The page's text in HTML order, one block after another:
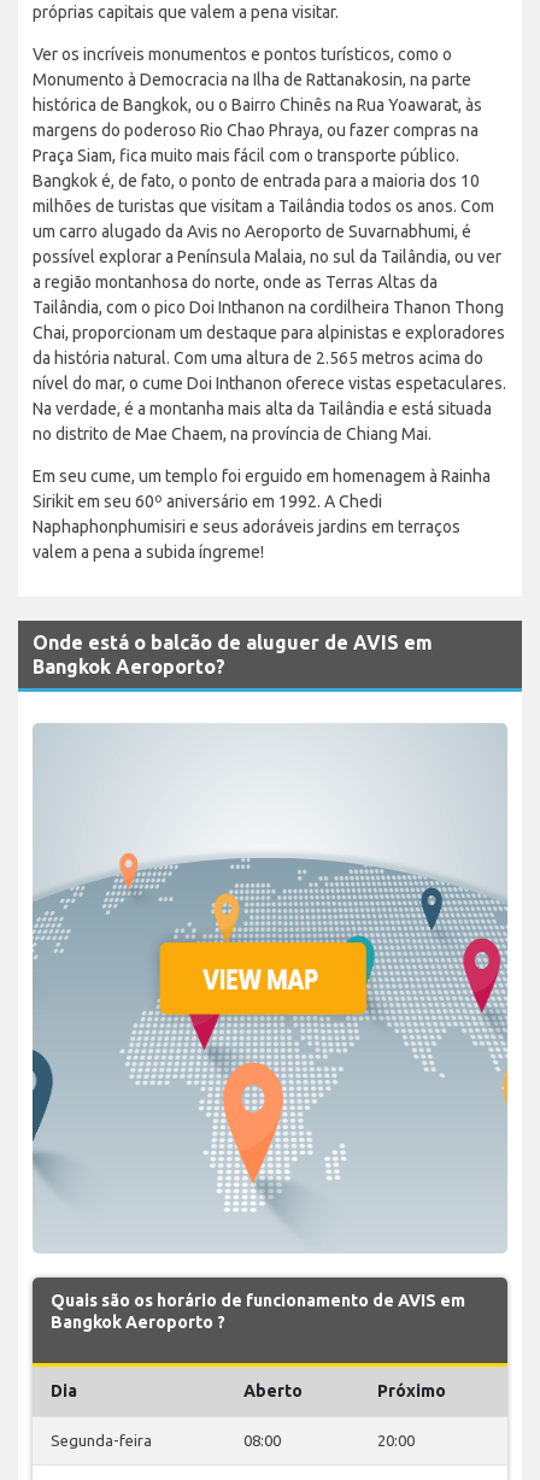
próprias capitais que valem a pena visitar.
Ver os incríveis monumentos e pontos turísticos, como o
Monumento à Democracia na Ilha de Rattanakosin, na parte
histórica de Bangkok, ou o Bairro Chinês na Rua Yoawarat, às
margens do poderoso Rio Chao Phraya, ou fazer compras na
Praça Siam, fica muito mais fácil com o transporte público.
Bangkok é, de fato, o ponto de entrada para a maioria dos 10
milhões de turistas que visitam a Tailândia todos os anos. Com
um carro alugado da Avis no Aeroporto de Suvarnabhumi, é
possível explorar a Península Malaia, no sul da Tailândia, ou ver
a região montanhosa do norte, onde as Terras Altas da
Tailândia, com o pico Doi Inthanon na cordilheira Thanon Thong
Chai, proporcionam um destaque para alpinistas e exploradores
da história natural. Com uma altura de 2.565 metros acima do
nível do mar, o cume Doi Inthanon oferece vistas espetaculares.
Na verdade, é a montanha mais alta da Tailândia e está situada
no distrito de Mae Chaem, na província de Chiang Mai.
Em seu cume, um templo foi erguido em homenagem à Rainha
Sirikit em seu 60º aniversário em 1992. A Chedi
Naphaphonphumisiri e seus adoráveis jardins em terraços
valem a pena a subida íngreme!
Onde está o balcão de aluguer de AVIS em
Bangkok Aeroporto?
Quais são os horário de funcionamento de AVIS em
Bangkok Aeroporto ?
Dia Aberto Próximo
Segunda-feira 08:00 20:00